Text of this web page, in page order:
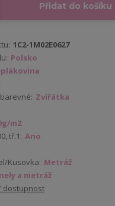
Přidat do košíku
1C2-1M02E0627
Polsko
Zvířátka
m2
tř.1: Ano
Kusovka: Metráž
a metráž
dostupnost